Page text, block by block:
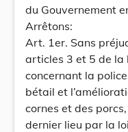
du Gouvernement
Arrêtons:
Art. 1er. Sans
articles 3 et 5 de la
concernant la
bétail et
cornes et des
dernier lieu par la